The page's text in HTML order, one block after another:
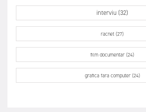
interviu (32)
racnet (27)
film documentar (24)
grafica fara computer (24)